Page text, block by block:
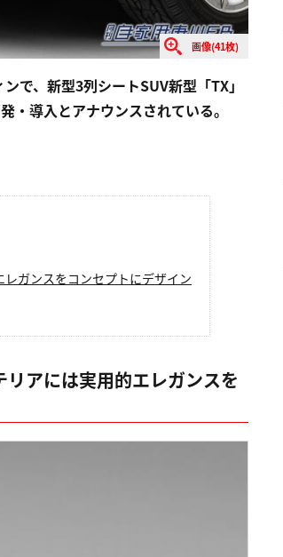
画像(41枚)
で、新型3列シートSUV新型「TX」
・導入とアナウンスされている。
ガンスをコンセプトにデザイン
アには実用的エレガンスを